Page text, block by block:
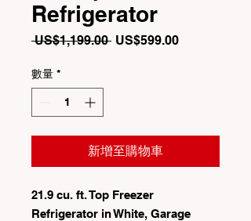
Refrigerator
US$1,199.00 一US$599.00促
數量 *
新增至購物車
21.9 cu. ft. Top Freezer
Refrigerator in White, Garage